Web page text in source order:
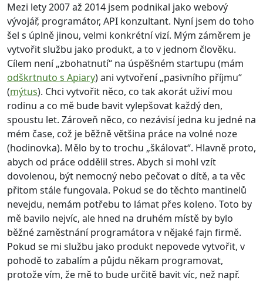
Mezi lety 2007 až 2014 jsem podnikal jako webový
vývojář, programátor, API konzultant. Nyní jsem do toho
šel s úplně jinou, velmi konkrétní vizí. Mým záměrem je
vytvořit službu jako produkt, a to v jednom člověku.
Cílem není „zbohatnutí“ na úspěšném startupu (mám
odškrtnuto s Apiary) ani vytvoření „pasivního příjmu“
(mýtus). Chci vytvořit něco, co tak akorát uživí mou
rodinu a co mě bude bavit vylepšovat každý den,
spoustu let. Zároveň něco, co nezávisí jedna ku jedné na
mém čase, což je běžně většina práce na volné noze
(hodinovka). Mělo by to trochu „škálovat“. Hlavně proto,
abych od práce oddělil stres. Abych si mohl vzít
dovolenou, být nemocný nebo pečovat o dítě, a ta věc
přitom stále fungovala. Pokud se do těchto mantinelů
nevejdu, nemám potřebu to lámat přes koleno. Toto by
mě bavilo nejvíc, ale hned na druhém místě by bylo
běžné zaměstnání programátora v nějaké fajn firmě.
Pokud se mi službu jako produkt nepovede vytvořit, v
pohodě to zabalím a půjdu někam programovat,
protože vím, že mě to bude určitě bavit víc, než např.